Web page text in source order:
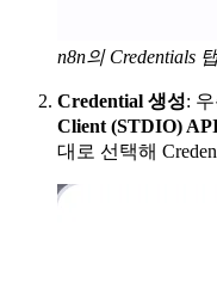
n8n의 Credentials
Credential 생성:
Client (STDIO)
대로 선택해